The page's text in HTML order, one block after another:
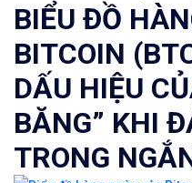
BIỂU ĐỒ
BITCOIN
DẤU HIỆU
BĂNG” KHI
TRONG